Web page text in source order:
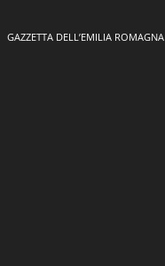
GAZZETTA DELL’EMILIA ROMAGNA